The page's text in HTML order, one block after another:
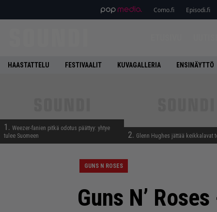
Como.fi Episodi.fi
HAASTATTELU FESTIVAALIT KUVAGALLERIA ENSINÄYTTÖ
1. Weezer-fanien pitkä odotus päättyy: yhtye
tulee Suomeen
2. Glenn Hughes jättää keikkalavat
GUNS N ROSES
Guns N’